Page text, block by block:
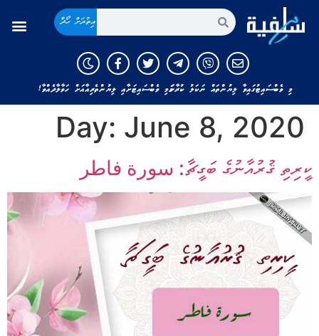
އިތުރަށް ހޯދާ
މި ވެބްސައިޓުގައިވާ ލިޔުންތައް ނަކަލު ކުރާނަމަ މި ވެބްސައިޓަށާއި ލިޔުންތެރިއާއަށް ހަވާލާދެއްވާ!
Day: June 8, 2020
ކީރިތި ޤުރުއާނުގެ ބަގީޗާ: سورة فاطر